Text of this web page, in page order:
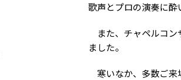
歌声とプロの演奏に酔
また、チャペルコン
ました。
寒いなか、多数ご来